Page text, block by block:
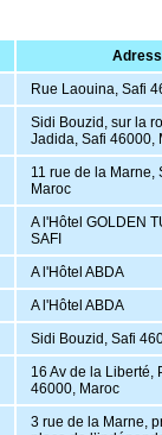
Rue Laouina, Safi
Sidi Bouzid, sur la
Jadida, Safi 46000,
11 rue de la Marne,
Maroc
A l'Hôtel GOLDEN
SAFI
A l'Hôtel ABDA
A l'Hôtel ABDA
Sidi Bouzid, Safi
16 Av de la Liberté,
46000, Maroc
3 rue de la Marne,